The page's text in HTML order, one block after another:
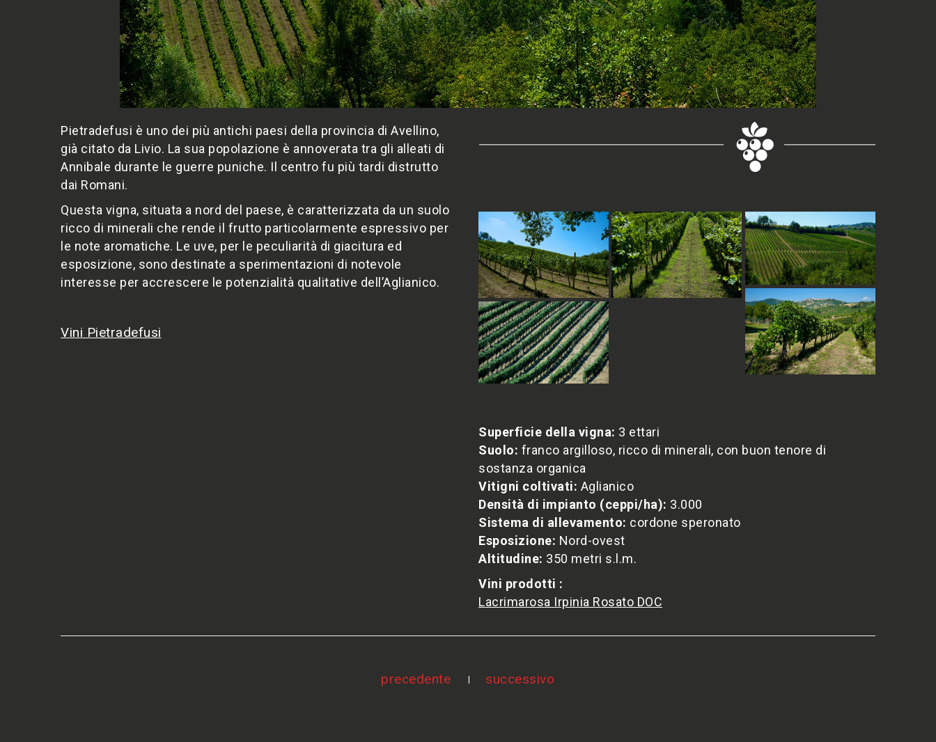
Pietradefusi è uno dei più antichi paesi della provincia di Avellino,
già citato da Livio. La sua popolazione è annoverata tra gli alleati di
Annibale durante le guerre puniche. Il centro fu più tardi distrutto
dai Romani.
Questa vigna, situata a nord del paese, è caratterizzata da un suolo
ricco di minerali che rende il frutto particolarmente espressivo per
le note aromatiche. Le uve, per le peculiarità di giacitura ed
esposizione, sono destinate a sperimentazioni di notevole
interesse per accrescere le potenzialità qualitative dell’Aglianico.
Vini Pietradefusi
Superficie della vigna: 3 ettari
Suolo: franco argilloso, ricco di minerali, con buon tenore di
sostanza organica
Vitigni coltivati: Aglianico
Densità di impianto (ceppi/ha): 3.000
Sistema di allevamento: cordone speronato
Esposizione: Nord-ovest
Altitudine: 350 metri s.l.m.
Vini prodotti :
Lacrimarosa Irpinia Rosato DOC
precedente successivo